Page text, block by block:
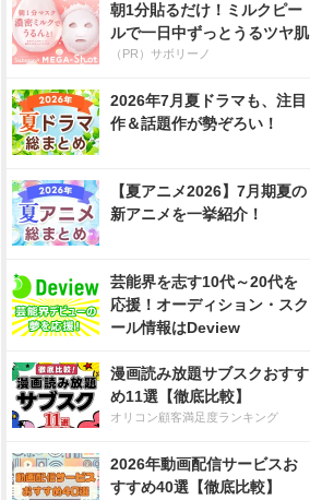
朝1分貼るだけ！ミルクピー
ルで一日中ずっとうるツヤ肌
（PR）サボリーノ
2026年7月夏ドラマも、注目
作＆話題作が勢ぞろい！
【夏アニメ2026】7月期夏の
新アニメを一挙紹介！
芸能界を志す10代～20代を
応援！オーディション・スク
ール情報はDeview
漫画読み放題サブスクおすす
め11選【徹底比較】
オリコン顧客満足度ランキング
2026年動画配信サービスお
すすめ40選【徹底比較】